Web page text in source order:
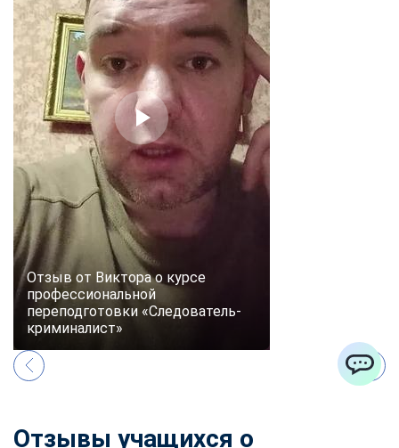
Отзыв от Виктора о курсе
профессиональной
переподготовки «Следователь-
криминалист»
Отзывы учащихся о